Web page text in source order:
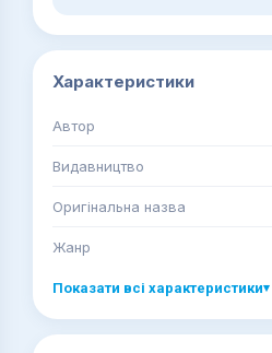
Характеристики
Автор
Видавництво
Оригінальна назва
Жанр
Показати всі характеристики▾